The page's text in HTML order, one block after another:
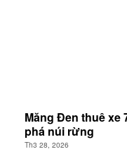
Măng Đen thuê xe
phá núi rừng
Th3 28, 2026